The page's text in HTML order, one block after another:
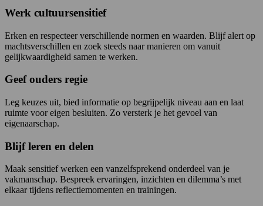
Werk cultuursensitief
Erken en respecteer verschillende normen en waarden. Blijf alert op
machtsverschillen en zoek steeds naar manieren om vanuit
gelijkwaardigheid samen te werken.
Geef ouders regie
Leg keuzes uit, bied informatie op begrijpelijk niveau aan en laat
ruimte voor eigen besluiten. Zo versterk je het gevoel van
eigenaarschap.
Blijf leren en delen
Maak sensitief werken een vanzelfsprekend onderdeel van je
vakmanschap. Bespreek ervaringen, inzichten en dilemma’s met
elkaar tijdens reflectiemomenten en trainingen.